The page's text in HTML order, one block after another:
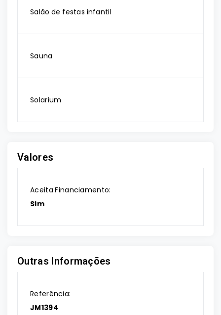
Salão de festas infantil
Sauna
Solarium
Valores
Aceita Financiamento:
Sim
Outras Informações
Referência:
JM1394